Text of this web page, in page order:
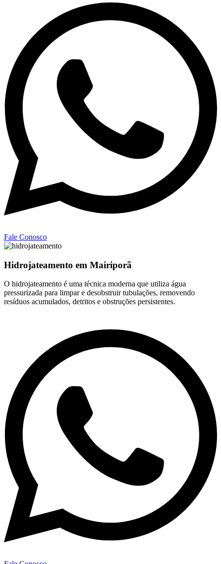
Fale Conosco
Hidrojateamento em Mairiporã
O hidrojateamento é uma técnica moderna que utiliza água
pressurizada para limpar e desobstruir tubulações, removendo
resíduos acumulados, detritos e obstruções persistentes.